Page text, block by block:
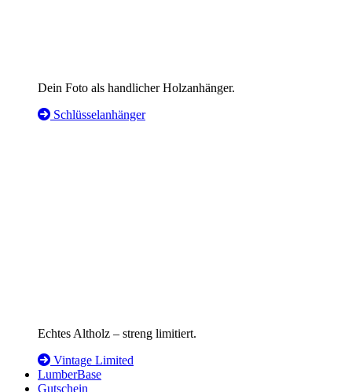
Dein Foto als handlicher Holzanhänger.
Schlüsselanhänger
Echtes Altholz – streng limitiert.
Vintage Limited
LumberBase
Gutschein